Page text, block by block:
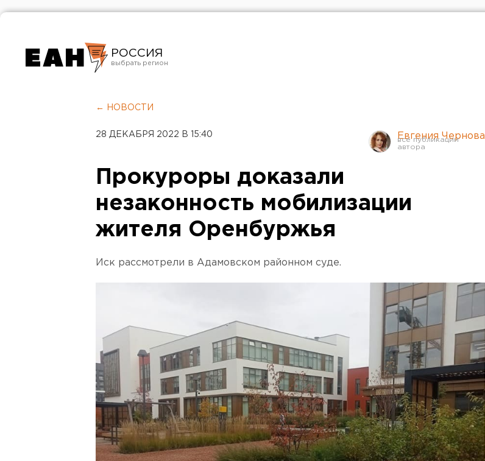
РОССИЯ
Челябинск
← НОВОСТИ
28 ДЕКАБРЯ 2022 В 15:40 Евгения Чернова
Прокуроры доказали
незаконность мобилизации
жителя Оренбуржья
Иск рассмотрели в Адамовском районном суде.